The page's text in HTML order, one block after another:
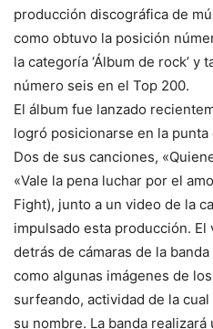
producción discográfica de
como obtuvo la posición
la categoría ‘Álbum de rock’ y
número seis en el Top 200.
El álbum fue lanzado
logró posicionarse en la
Dos de sus canciones,
«Vale la pena luchar por el
Fight), junto a un video de la
impulsado esta producción.
detrás de cámaras de la
como algunas imágenes de
surfeando, actividad de la
su nombre. La banda